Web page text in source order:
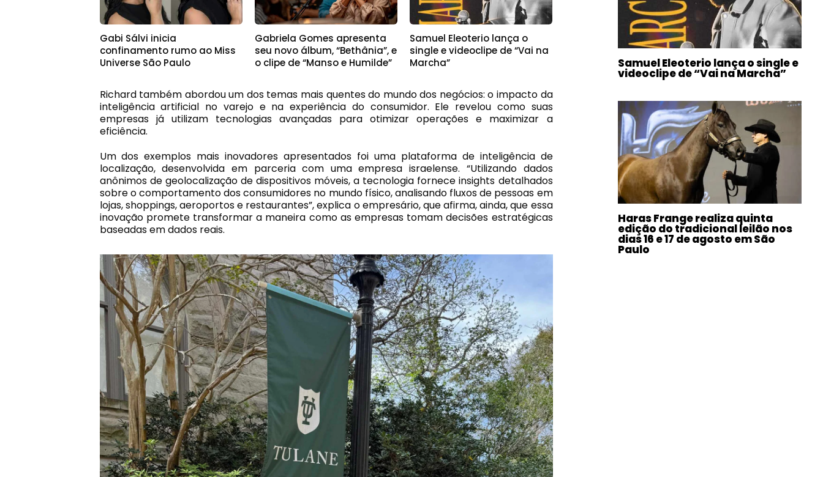
Gabi Sálvi inicia
confinamento rumo ao Miss
Universe São Paulo
Gabriela Gomes apresenta
seu novo álbum, “Bethânia”, e
o clipe de “Manso e Humilde”
Samuel Eleoterio lança o
single e videoclipe de “Vai na
Marcha”
Richard também abordou um dos temas mais quentes do mundo dos negócios: o impacto da
inteligência artificial no varejo e na experiência do consumidor. Ele revelou como suas
empresas já utilizam tecnologias avançadas para otimizar operações e maximizar a
eficiência.
Um dos exemplos mais inovadores apresentados foi uma plataforma de inteligência de
localização, desenvolvida em parceria com uma empresa israelense. “Utilizando dados
anônimos de geolocalização de dispositivos móveis, a tecnologia fornece insights detalhados
sobre o comportamento dos consumidores no mundo físico, analisando fluxos de pessoas em
lojas, shoppings, aeroportos e restaurantes”, explica o empresário, que afirma, ainda, que essa
inovação promete transformar a maneira como as empresas tomam decisões estratégicas
baseadas em dados reais.
Samuel Eleoterio lança o single e
videoclipe de “Vai na Marcha”
Haras Frange realiza quinta
edição do tradicional leilão nos
dias 16 e 17 de agosto em São
Paulo